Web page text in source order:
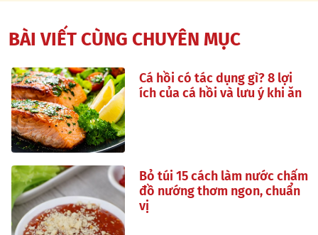
BÀI VIẾT CÙNG CHUYÊN MỤC
Cá hồi có tác dụng gì? 8 lợi
ích của cá hồi và lưu ý khi ăn
Bỏ túi 15 cách làm nước chấm
đồ nướng thơm ngon, chuẩn
vị